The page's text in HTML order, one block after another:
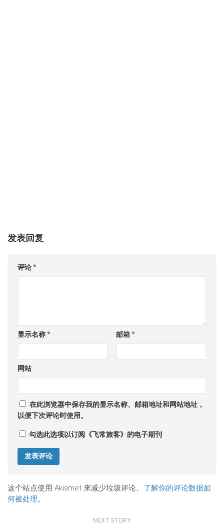
发表回复
评论*
显示名称* 邮箱*
网站
在此浏览器中保存我的显示名称、邮箱地址和网站地址，
以便下次评论时使用。
勾选此选项以订阅《飞常旅客》的电子期刊
这个站点使用 Akismet 来减少垃圾评论。 了解你的评论数据如
何被处理。
NEXT STORY